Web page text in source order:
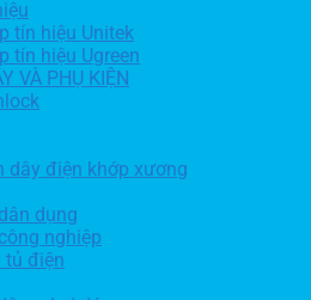
tín hiệu Unitek
tín hiệu Ugreen
VÀ PHỤ KIỆN
dây điện khớp xương
dụng
nghiệp
tủ điện